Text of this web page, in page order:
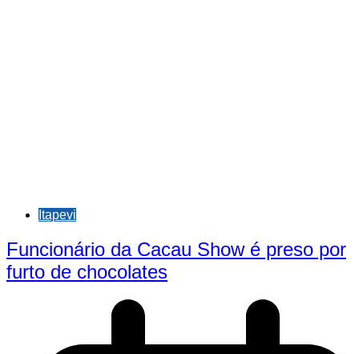
Itapevi
Funcionário da Cacau Show é preso por
furto de chocolates